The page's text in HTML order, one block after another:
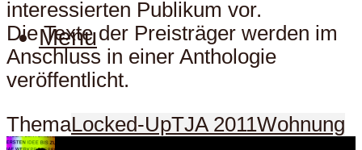
Menu
interessierten Publikum vor.
Die Texte der Preisträger werden im
Anschluss in einer Anthologie
veröffentlicht.
ThemaLocked-UpTJA 2011Wohnung